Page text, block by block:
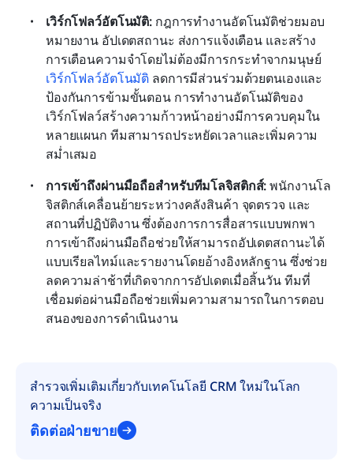
เวิร์กโฟลว์อัตโนมัติ: กฎการทำงานอัตโนมัติช่วยมอบ
หมายงาน อัปเดตสถานะ ส่งการแจ้งเตือน และสร้าง
เวิร์กโฟลว์อัตโนมัติ ลดการมีส่วนร่วมด้วยตนเองและ
ป้องกันการข้ามขั้นตอน การทำงานอัตโนมัติของ
เวิร์กโฟลว์สร้างความก้าวหน้าอย่างมีการควบคุมใน
หลายแผนก ทีมสามารถประหยัดเวลาและเพิ่มความ
สม่ำเสมอ
การเข้าถึงผ่านมือถือสำหรับทีมโลจิสติกส์: พนักงานโล
จิสติกส์เคลื่อนย้ายระหว่างคลังสินค้า จุดตรวจ และ
สถานที่ปฏิบัติงาน ซึ่งต้องการการสื่อสารแบบพกพา
การเข้าถึงผ่านมือถือช่วยให้สามารถอัปเดตสถานะได้
แบบเรียลไทม์และรายงานโดยอ้างอิงหลักฐาน ซึ่งช่วย
ลดความล่าช้าที่เกิดจากการอัปเดตเมื่อสิ้นวัน ทีมที่
เชื่อมต่อผ่านมือถือช่วยเพิ่มความสามารถในการตอบ
สนองของการดำเนินงาน
สำรวจเพิ่มเติมเกี่ยวกับเทคโนโลยี CRM ใหม่ในโลก
ความเป็นจริง
ติดต่อฝ่ายขาย